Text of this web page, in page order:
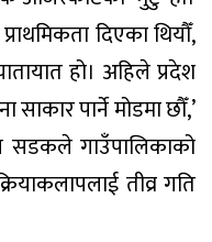
दिएका थियौँ,
हो। अहिले प्रदेश
पार्ने मोडमा छौँ,’
गाउँपालिकाको
तीव्र गति